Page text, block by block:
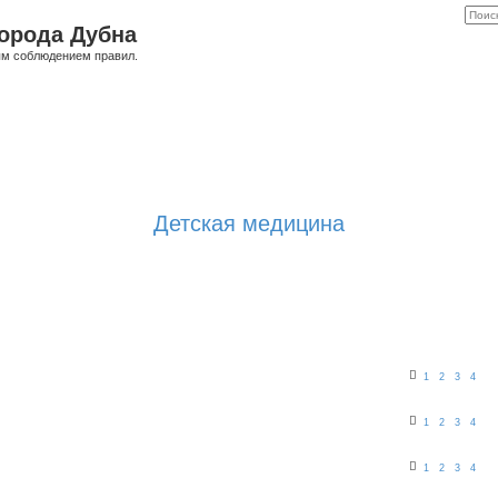
Дубна
соблюдением правил.
Детская медицина
1 2 3 4
1 2 3 4
1 2 3 4